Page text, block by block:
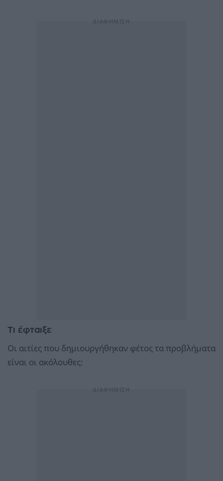
Τι έφταιξε
Οι αιτίες που δημιουργήθηκαν φέτος τα προβλήματα
είναι οι ακόλουθες: